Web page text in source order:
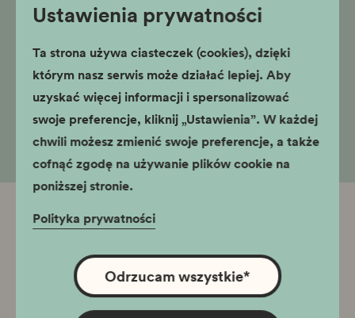
Ustawienia prywatności
Ta strona używa ciasteczek (cookies), dzięki
którym nasz serwis może działać lepiej. Aby
uzyskać więcej informacji i spersonalizować
swoje preferencje, kliknij „Ustawienia”. W każdej
chwili możesz zmienić swoje preferencje, a także
cofnąć zgodę na używanie plików cookie na
poniższej stronie.
Polityka prywatności
Odrzucam wszystkie*
Brak wyników dla podanych kryteriów
wyszukiwania